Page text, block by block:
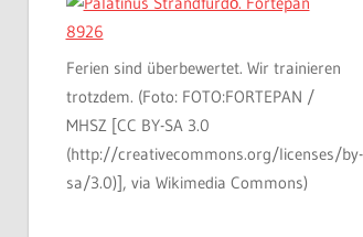
Ferien sind überbewertet. Wir trainieren
trotzdem. (Foto: FOTO:FORTEPAN /
MHSZ [CC BY-SA 3.0
(http://creativecommons.org/licenses/by-
sa/3.0)], via Wikimedia Commons)